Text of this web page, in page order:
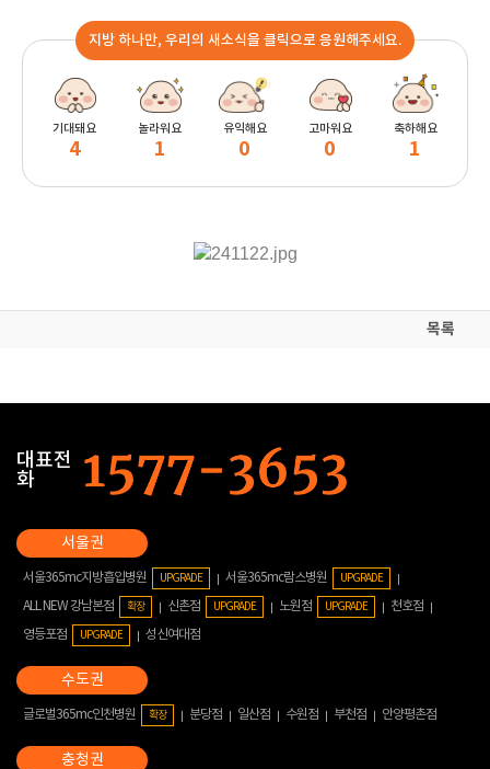
지방 하나만, 우리의 새소식을 클릭으로 응원해주세요.
기대돼요
4
놀라워요
1
유익해요
0
고마워요
0
축하해요
1
목록
대표전
화
서울365mc지방흡입병원 UPGRADE 서울365mc람스병원 UPGRADE
ALL NEW 강남본점 확장 신촌점 UPGRADE 노원점 UPGRADE
천호점
영등포점
UPGRADE 성신여대점
글로벌365mc인천병원 확장 분당점 일산점 수원점 부천점 안양평촌점